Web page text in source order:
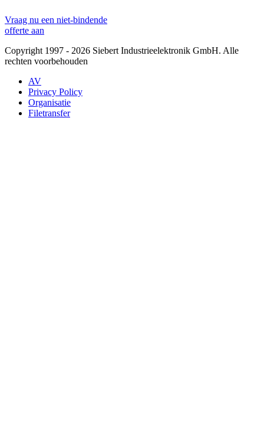
Vraag nu een niet-bindende
offerte aan
Copyright 1997 - 2026 Siebert Industrieelektronik GmbH. Alle
rechten voorbehouden
AV
Privacy Policy
Organisatie
Filetransfer